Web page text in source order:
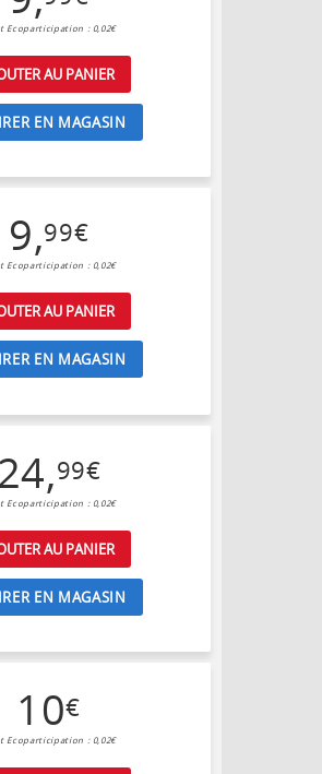
Ecoparticipation : 0,02€
AU PANIER
EN MAGASIN
9,99€
Ecoparticipation : 0,02€
AU PANIER
EN MAGASIN
,99€
Ecoparticipation : 0,02€
AU PANIER
EN MAGASIN
10€
Ecoparticipation : 0,02€